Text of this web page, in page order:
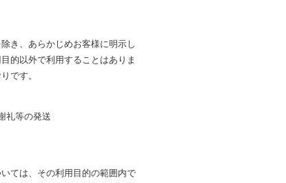
き、あらかじめお客様に明示し
的以外で利用することはありま
です。
礼等の発送
ては、その利用目的の範囲内で